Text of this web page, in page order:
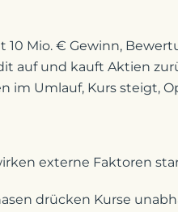
Mio. € Gewinn,
auf und kauft Aktien
im Umlauf, Kurs steigt,
externe Faktoren
drücken Kurse